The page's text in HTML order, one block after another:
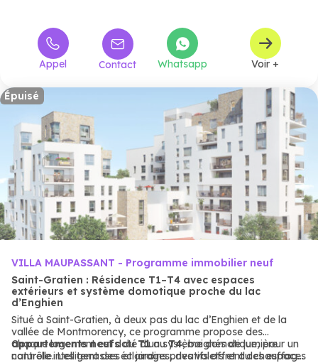
Appel Contact Whatsapp Voir +
Épuisé
VILLA MAUPASSANT - Programme immobilier neuf
Saint-Gratien : Résidence T1–T4 avec espaces
extérieurs et système domotique proche du lac
d’Enghien
Situé à Saint-Gratien, à deux pas du lac d’Enghien et de la
vallée de Montmorency, ce programme propose des
appartementsneufsduT1auT4, baignés de lumière
naturelle. Les terrasses et jardins privatifs offrent des espaces
Chaque logement est doté d’un système domotique, pour un
contrôle intelligent des éclairages, des volets et du chauffage.